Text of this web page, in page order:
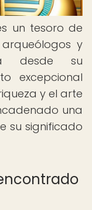
un tesoro de
y
desde su
excepcional
y el arte
una
su significado